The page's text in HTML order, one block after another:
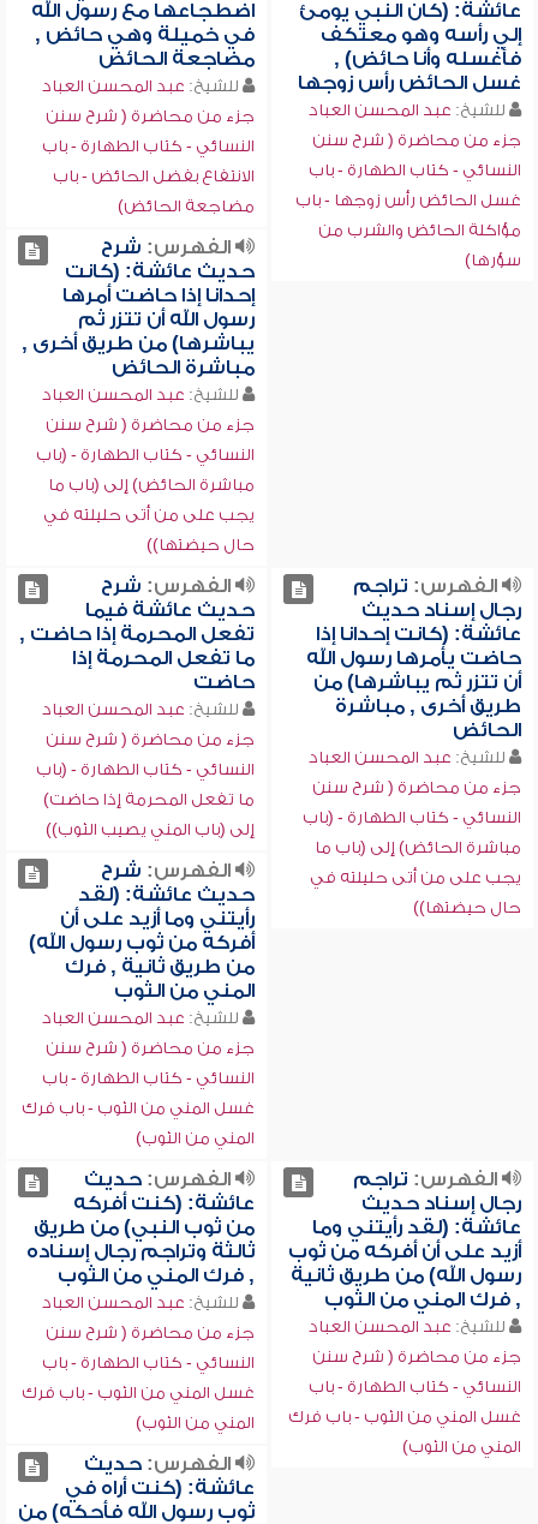
عائشة: (كان النبي يومئ
إلي رأسه وهو معتكف
فأغسله وأنا حائض) ,
غسل الحائض رأس زوجها
للشيخ: عبد المحسن العباد
جزء من محاضرة ( شرح سنن
النسائي - كتاب الطهارة - باب
غسل الحائض رأس زوجها - باب
مؤاكلة الحائض والشرب من
سؤرها)
اضطجاعها مع رسول الله
في خميلة وهي حائض ,
مضاجعة الحائض
للشيخ: عبد المحسن العباد
جزء من محاضرة ( شرح سنن
النسائي - كتاب الطهارة - باب
الانتفاع بفضل الحائض - باب
مضاجعة الحائض)
الفهرس: شرح
حديث عائشة: (كانت
إحدانا إذا حاضت أمرها
رسول الله أن تتزر ثم
يباشرها) من طريق أخرى ,
مباشرة الحائض
للشيخ: عبد المحسن العباد
جزء من محاضرة ( شرح سنن
النسائي - كتاب الطهارة - (باب
مباشرة الحائض) إلى (باب ما
يجب على من أتى حليلته في
حال حيضتها))
الفهرس: تراجم
رجال إسناد حديث
عائشة: (كانت إحدانا إذا
حاضت يأمرها رسول الله
أن تتزر ثم يباشرها) من
طريق أخرى , مباشرة
الحائض
للشيخ: عبد المحسن العباد
جزء من محاضرة ( شرح سنن
النسائي - كتاب الطهارة - (باب
مباشرة الحائض) إلى (باب ما
يجب على من أتى حليلته في
حال حيضتها))
الفهرس: شرح
حديث عائشة فيما
تفعل المحرمة إذا حاضت ,
ما تفعل المحرمة إذا
حاضت
للشيخ: عبد المحسن العباد
جزء من محاضرة ( شرح سنن
النسائي - كتاب الطهارة - (باب
ما تفعل المحرمة إذا حاضت)
إلى (باب المني يصيب الثوب))
الفهرس: شرح
حديث عائشة: (لقد
رأيتني وما أزيد على أن
أفركه من ثوب رسول الله)
من طريق ثانية , فرك
المني من الثوب
للشيخ: عبد المحسن العباد
جزء من محاضرة ( شرح سنن
النسائي - كتاب الطهارة - باب
غسل المني من الثوب - باب فرك
المني من الثوب)
الفهرس: تراجم
رجال إسناد حديث
عائشة: (لقد رأيتني وما
أزيد على أن أفركه من ثوب
رسول الله) من طريق ثانية
, فرك المني من الثوب
للشيخ: عبد المحسن العباد
جزء من محاضرة ( شرح سنن
النسائي - كتاب الطهارة - باب
غسل المني من الثوب - باب فرك
المني من الثوب)
الفهرس:حديث
عائشة: (كنت أفركه
من ثوب النبي) من طريق
ثالثة وتراجم رجال إسناده
, فرك المني من الثوب
للشيخ: عبد المحسن العباد
جزء من محاضرة ( شرح سنن
النسائي - كتاب الطهارة - باب
غسل المني من الثوب - باب فرك
المني من الثوب)
الفهرس:حديث
عائشة: (كنت أراه في
ثوب رسول الله فأحكه) من